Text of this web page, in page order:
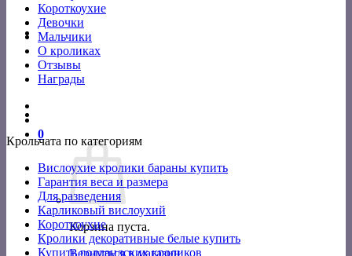
Короткоухие
Девочки
Мальчики
О кроликах
Отзывы
Награды
0
Корзина пуста.
Вернуться в магазин
Крольчата по категориям
Вислоухие кролики бараны купить
Гарантия веса и размера
Для разведения
Карликовый вислоухий
Короткоухие
Кролики декоративные белые купить
Купить голландских кроликов